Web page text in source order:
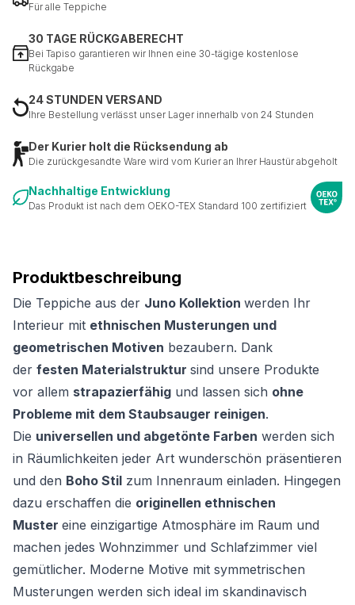
Produktbeschreibung
Die Teppiche aus der Juno Kollektion werden Ihr
Interieur mit ethnischen Musterungen und
geometrischen Motiven bezaubern. Dank
der festen Materialstruktur sind unsere Produkte
vor allem strapazierfähig und lassen sich ohne
Probleme mit dem Staubsauger reinigen.
Die universellen und abgetönte Farben werden sich
in Räumlichkeiten jeder Art wunderschön präsentieren
und den Boho Stil zum Innenraum einladen. Hingegen
dazu erschaffen die originellen ethnischen
Muster eine einzigartige Atmosphäre im Raum und
machen jedes Wohnzimmer und Schlafzimmer viel
gemütlicher. Moderne Motive mit symmetrischen
Musterungen werden sich ideal im skandinavisch
Für alle Teppiche
30 TAGE RÜCKGABERECHT
Bei Tapiso garantieren wir Ihnen eine 30-tägige kostenlose
Rückgabe
24 STUNDEN VERSAND
Ihre Bestellung verlässt unser Lager innerhalb von 24 Stunden
Der Kurier holt die Rücksendung ab
Die zurückgesandte Ware wird vom Kurier an Ihrer Haustür abgeholt
Nachhaltige Entwicklung
Das Produkt ist nach dem OEKO-TEX Standard 100 zertifiziert